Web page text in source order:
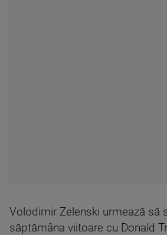
Volodimir Zelenski urmează să
săptămâna viitoare cu Donald